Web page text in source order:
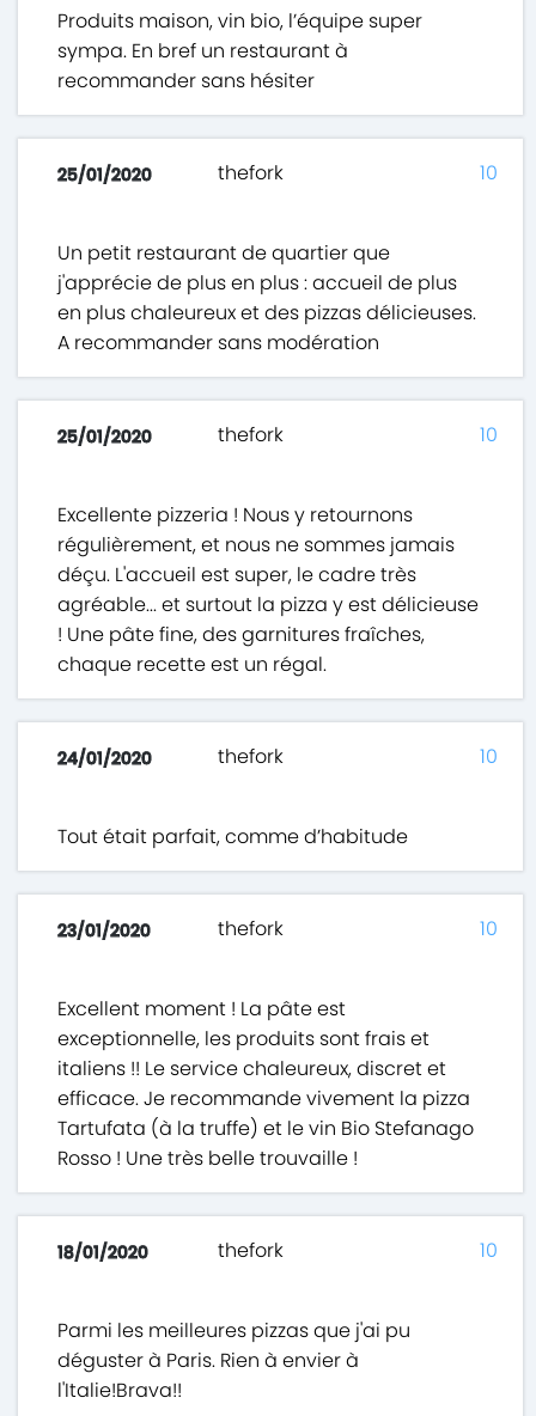
Produits maison, vin bio, l’équipe super
sympa. En bref un restaurant à
recommander sans hésiter
25/01/2020 thefork
Un petit restaurant de quartier que
j'apprécie de plus en plus : accueil de plus
en plus chaleureux et des pizzas délicieuses.
A recommander sans modération
10
25/01/2020 thefork
Excellente pizzeria ! Nous y retournons
régulièrement, et nous ne sommes jamais
déçu. L'accueil est super, le cadre très
agréable... et surtout la pizza y est délicieuse
! Une pâte fine, des garnitures fraîches,
chaque recette est un régal.
10
24/01/2020 thefork
Tout était parfait, comme d’habitude
10
23/01/2020 thefork
Excellent moment ! La pâte est
exceptionnelle, les produits sont frais et
italiens !! Le service chaleureux, discret et
efficace. Je recommande vivement la pizza
Tartufata (à la truffe) et le vin Bio Stefanago
Rosso ! Une très belle trouvaille !
10
18/01/2020 thefork
Parmi les meilleures pizzas que j'ai pu
déguster à Paris. Rien à envier à
l'Italie!Brava!!
10